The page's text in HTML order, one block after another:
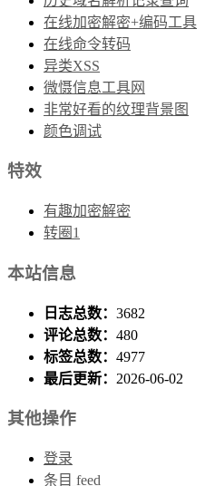
在线加密解密+编码工具
在线命令转码
异类XSS
微慑信息工具网
非常好看的纹理背景图
颜色调试
特效
有趣加密解密
转圈1
本站信息
日志总数： 3682
评论总数： 480
标签总数： 4977
最后更新： 2026-06-02
其他操作
登录
条目 feed